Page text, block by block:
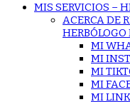
MIS SERVICIOS –
ACERCA DE
MI
MI
MI
MI
MI